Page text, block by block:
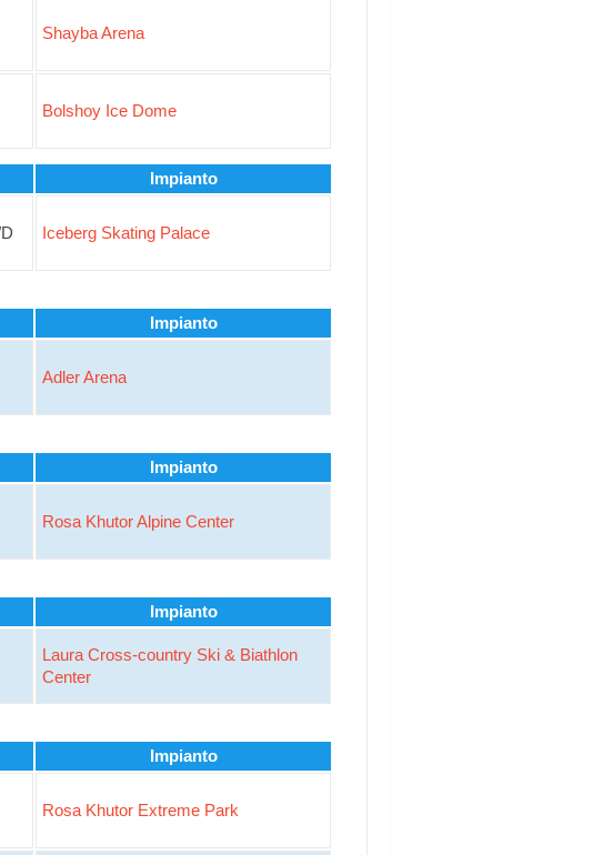
Shayba Arena
Bolshoy Ice Dome
Impianto
Iceberg Skating Palace
Impianto
Adler Arena
Impianto
Rosa Khutor Alpine Center
Impianto
Laura Cross-country Ski & Biathlon
Center
Impianto
Rosa Khutor Extreme Park